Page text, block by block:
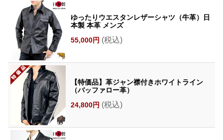
ゆったりウエスタンレザーシャツ（牛革）日
本製 本革 メンズ
55,000円 (税込)
【特価品】革ジャン襟付きホワイトライン
（バッファロー革）
24,800円 (税込)